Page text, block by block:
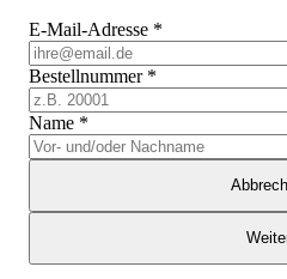
E-Mail-Adresse *
Bestellnummer *
Name *